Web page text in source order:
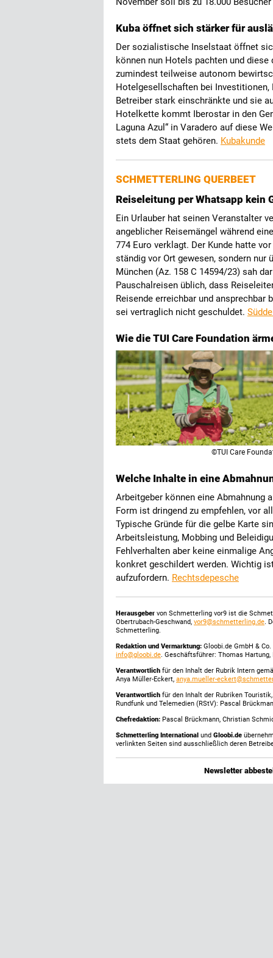
Kuba öffnet sich stärker für
Der sozialistische Inselstaat öffnet
können nun Hotels pachten und
zumindest teilweise autonom
Hotelgesellschaften bei
Betreiber stark einschränkte und sie
Hotelkette kommt Iberostar in den
Laguna Azul“ in Varadero auf diese
stets dem Staat gehören. Kubakunde
SCHMETTERLING QUERBEET
Reiseleitung per Whatsapp kein
Ein Urlauber hat seinen Veranstalter
angeblicher Reisemängel während
774 Euro verklagt. Der Kunde hatte
ständig vor Ort gewesen, sondern
München (Az. 158 C 14594/23) sah
Pauschalreisen üblich, dass
Reisende erreichbar und
sei vertraglich nicht geschuldet.
Wie die TUI Care Foundation
©TUI Care
Welche Inhalte in eine
Arbeitgeber können eine Abmahnung
Form ist dringend zu empfehlen, vor
Typische Gründe für die gelbe Karte
Arbeitsleistung, Mobbing und
Fehlverhalten aber keine einmalige
konkret geschildert werden. Wichtig
aufzufordern. Rechtsdepesche
Herausgeber von Schmetterling vor9 ist die
Obertrubach-Geschwand, vor9@schmetterling.de.
Schmetterling.
Redaktion und Vermarktung: Gloobi.de GmbH &
info@gloobi.de. Geschäftsführer: Thomas
Verantwortlich für den Inhalt der Rubrik Intern
Anya Müller-Eckert, anya.mueller-
Verantwortlich für den Inhalt der Rubriken
Rundfunk und Telemedien (RStV): Pascal
Chefredaktion: Pascal Brückmann, Christian
Schmetterling International und Gloobi.de
verlinkten Seiten sind ausschließlich deren
Newsletter